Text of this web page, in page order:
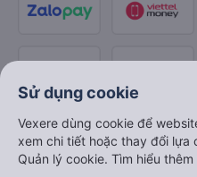
Sử dụng cookie
Vexere dùng cookie để
xem chi tiết hoặc thay đổi lựa
Quản lý cookie. Tìm hiểu